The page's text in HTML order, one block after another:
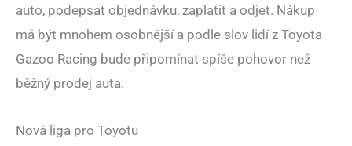
auto, podepsat objednávku, zaplatit a odjet. Nákup
má být mnohem osobnější a podle slov lidí z Toyota
Gazoo Racing bude připomínat spíše pohovor než
běžný prodej auta.
Nová liga pro Toyotu